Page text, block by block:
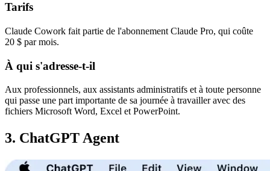
Tarifs
Claude Cowork fait partie de l'abonnement Claude Pro, qui coûte
20 $ par mois.
À qui s'adresse-t-il
Aux professionnels, aux assistants administratifs et à toute personne
qui passe une part importante de sa journée à travailler avec des
fichiers Microsoft Word, Excel et PowerPoint.
3. ChatGPT Agent